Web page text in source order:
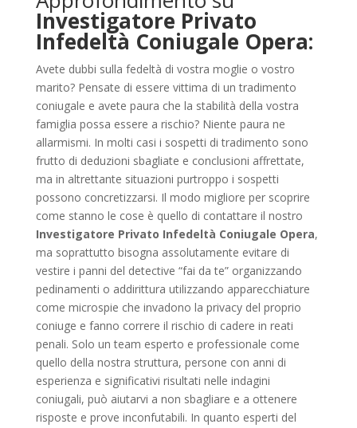
Investigatore Privato
Infedeltà Coniugale Opera:
Avete dubbi sulla fedeltà di vostra moglie o vostro
marito? Pensate di essere vittima di un tradimento
coniugale e avete paura che la stabilità della vostra
famiglia possa essere a rischio? Niente paura ne
allarmismi. In molti casi i sospetti di tradimento sono
frutto di deduzioni sbagliate e conclusioni affrettate,
ma in altrettante situazioni purtroppo i sospetti
possono concretizzarsi. Il modo migliore per scoprire
come stanno le cose è quello di contattare il nostro
Investigatore Privato Infedeltà Coniugale Opera,
ma soprattutto bisogna assolutamente evitare di
vestire i panni del detective “fai da te” organizzando
pedinamenti o addirittura utilizzando apparecchiature
come microspie che invadono la privacy del proprio
coniuge e fanno correre il rischio di cadere in reati
penali. Solo un team esperto e professionale come
quello della nostra struttura, persone con anni di
esperienza e significativi risultati nelle indagini
coniugali, può aiutarvi a non sbagliare e a ottenere
risposte e prove inconfutabili. In quanto esperti del